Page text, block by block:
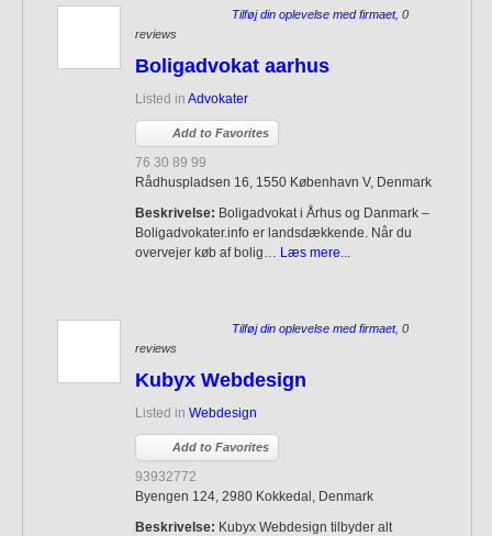
Tilføj din oplevelse med firmaet, 0
reviews
Boligadvokat aarhus
Listed in Advokater
Add to Favorites
76 30 89 99
Rådhuspladsen 16, 1550 København V, Denmark
Beskrivelse: Boligadvokat i Århus og Danmark –
Boligadvokater.info er landsdækkende. Når du
overvejer køb af bolig… Læs mere...
Tilføj din oplevelse med firmaet, 0
reviews
Kubyx Webdesign
Listed in Webdesign
Add to Favorites
93932772
Byengen 124, 2980 Kokkedal, Denmark
Beskrivelse: Kubyx Webdesign tilbyder alt